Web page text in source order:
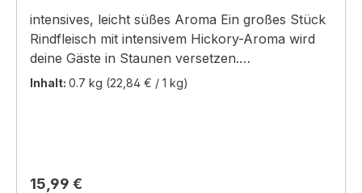
intensives, leicht süßes Aroma Ein großes Stück
Rindfleisch mit intensivem Hickory-Aroma wird
deine Gäste in Staunen versetzen.
Experimentiere bei deinen Rezepten mit
Inhalt: 0.7 kg (22,84 € / 1 kg)
Regulärer Preis:
15,99 €